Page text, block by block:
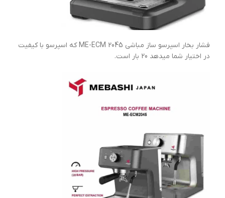
فشار بخار اسپرسو ساز مباشی ME-ECM 2045 که اسپرسو با کیفیت
در اختیار شما میدهد 20 بار است.